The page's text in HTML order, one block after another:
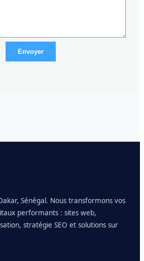
Envoyer
Sénégal. Nous transformons vos
performants : sites web,
stratégie SEO et solutions sur